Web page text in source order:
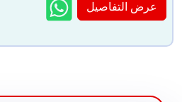
عرض التفاصيل